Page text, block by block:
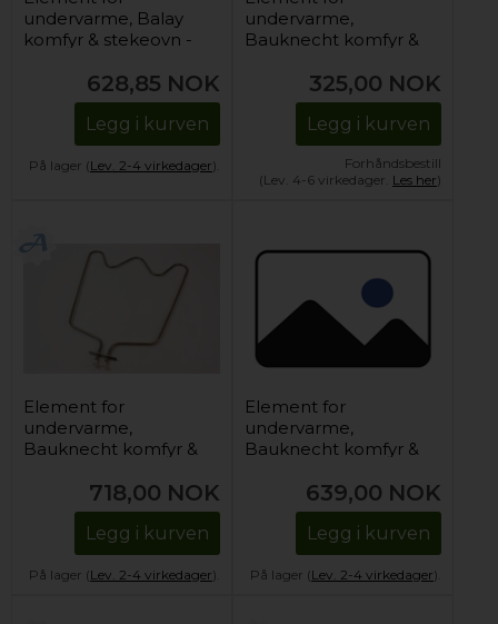
undervarme, Balay
komfyr & stekeovn -
628,85 NOK
Legg i kurven
På lager (Lev. 2-4 virkedager).
undervarme,
Bauknecht komfyr &
325,00 NOK
Legg i kurven
Forhåndsbestill
(Lev. 4-6 virkedager. Les her)
Element for
undervarme,
Bauknecht komfyr &
718,00 NOK
Legg i kurven
På lager (Lev. 2-4 virkedager).
Element for
undervarme,
Bauknecht komfyr &
639,00 NOK
Legg i kurven
På lager (Lev. 2-4 virkedager).